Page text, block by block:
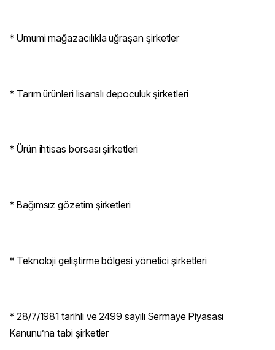
* Umumi mağazacılıkla uğraşan şirketler
* Tarım ürünleri lisanslı depoculuk şirketleri
* Ürün ihtisas borsası şirketleri
* Bağımsız gözetim şirketleri
* Teknoloji geliştirme bölgesi yönetici şirketleri
* 28/7/1981 tarihli ve 2499 sayılı Sermaye Piyasası
Kanunu’na tabi şirketler